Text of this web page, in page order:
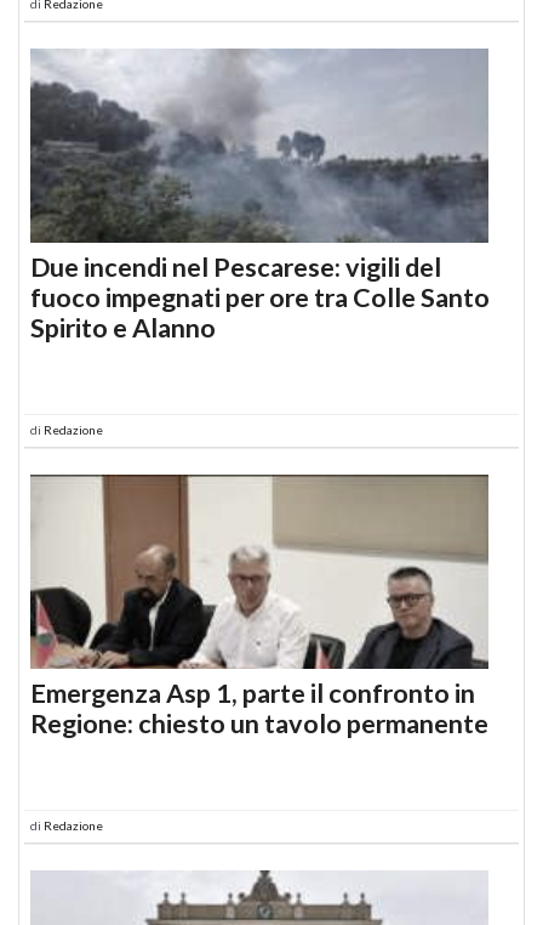
di Redazione
Due incendi nel Pescarese: vigili del
fuoco impegnati per ore tra Colle Santo
Spirito e Alanno
di Redazione
Emergenza Asp 1, parte il confronto in
Regione: chiesto un tavolo permanente
di Redazione